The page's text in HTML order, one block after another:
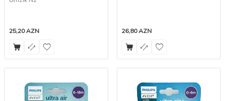
25,20AZN 26,80AZN